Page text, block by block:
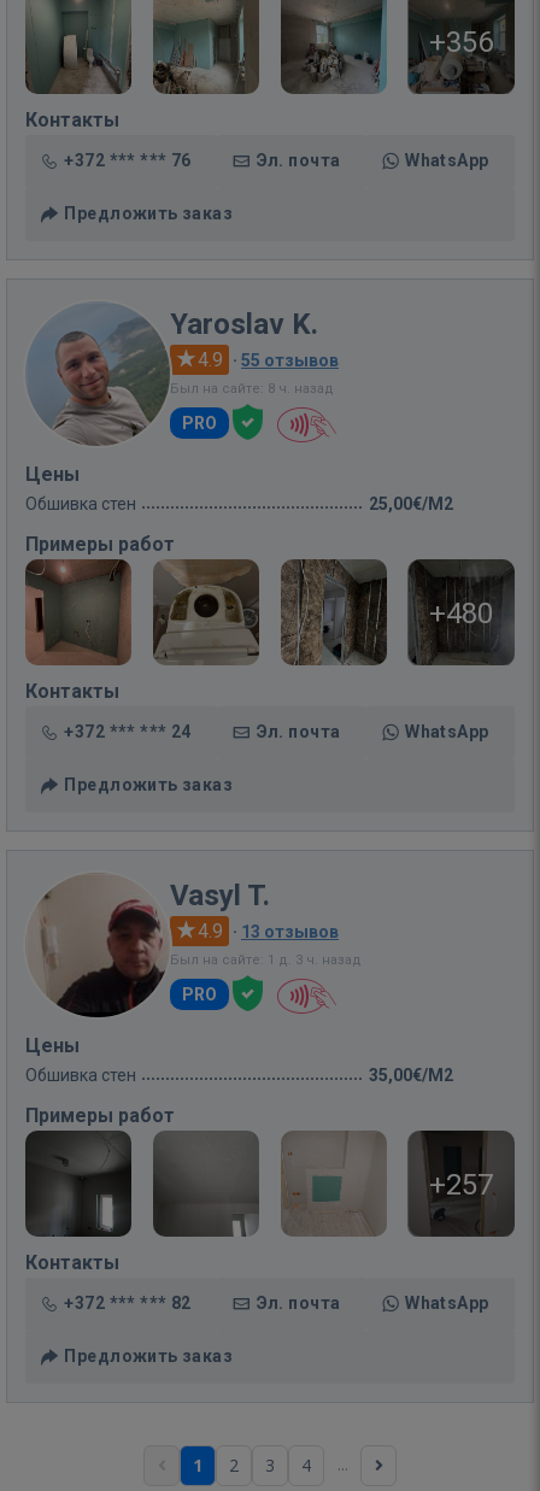
+356
Контакты
+372 *** *** 76 Эл. почта WhatsApp
Предложить заказ
Yaroslav K.
4.9 · 55 отзывов
Был на сайте: 8 ч. назад
PRO
Цены
Обшивка стен 25,00€/M2
Примеры работ
+480
Контакты
+372 *** *** 24 Эл. почта WhatsApp
Предложить заказ
Vasyl T.
4.9 · 13 отзывов
Был на сайте: 1 д. 3 ч. назад
PRO
Цены
Обшивка стен 35,00€/M2
Примеры работ
+257
Контакты
+372 *** *** 82 Эл. почта WhatsApp
Предложить заказ
1 2 3 4 ...